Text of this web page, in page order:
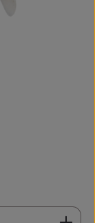
Wert ein